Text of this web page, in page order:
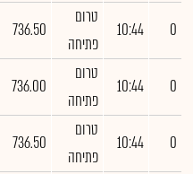
0
10:44
טרום
פתיחה
736.50
0
10:44
טרום
פתיחה
736.00
0
10:44
טרום
פתיחה
736.50